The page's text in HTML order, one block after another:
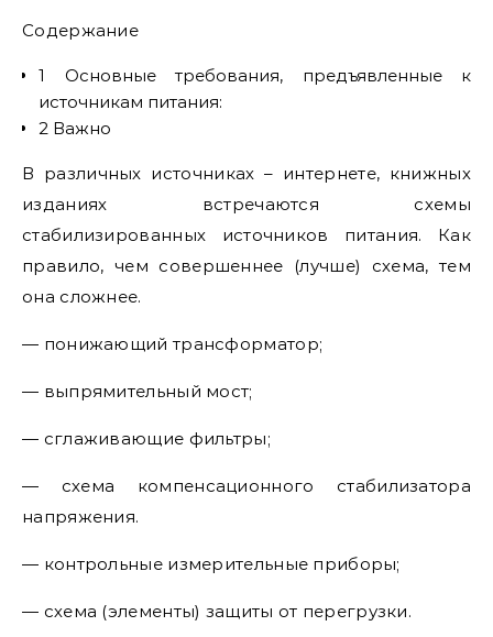
Содержание
1 Основные требования, предъявленные к
источникам питания:
2 Важно
В различных источниках – интернете, книжных
изданиях встречаются схемы
стабилизированных источников питания. Как
правило, чем совершеннее (лучше) схема, тем
она сложнее.
— понижающий трансформатор;
— выпрямительный мост;
— сглаживающие фильтры;
— схема компенсационного стабилизатора
напряжения.
— контрольные измерительные приборы;
— схема (элементы) защиты от перегрузки.